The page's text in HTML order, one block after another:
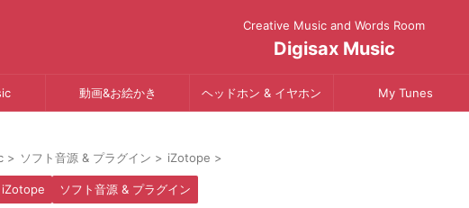
Creative Music and Words Room
Digisax Music
動画&お絵かき ヘッドホン & イヤホン My Tunes
> ソフト音源 & プラグイン > iZotope >
iZotope ソフト音源 & プラグイン